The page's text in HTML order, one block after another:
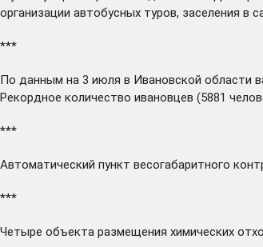
организации автобусных туров, заселения в
***
По данным на 3 июля в Ивановской области
Рекордное количество ивановцев (5881
***
Автоматический пункт весогабаритного
***
Четыре объекта размещения химических